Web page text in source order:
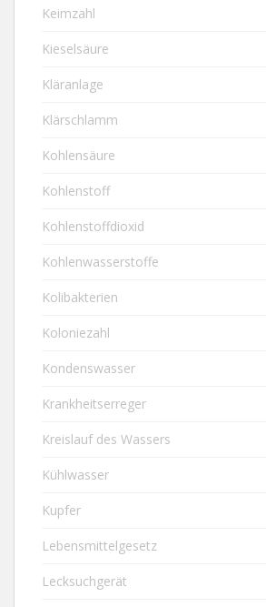
Keimzahl
Kieselsäure
Kläranlage
Klärschlamm
Kohlensäure
Kohlenstoff
Kohlenstoffdioxid
Kohlenwasserstoffe
Kolibakterien
Koloniezahl
Kondenswasser
Krankheitserreger
Kreislauf des Wassers
Kühlwasser
Kupfer
Lebensmittelgesetz
Lecksuchgerät